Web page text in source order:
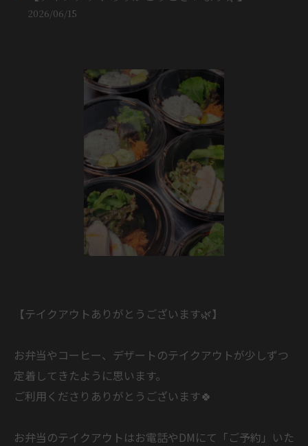
2026/06/15
【テイクアウトありがとうございます🌿】
お弁当やコーヒー、デザートのテイクアウトが少しずつ
定着してきたように思います。
ご利用くださりありがとうございます🍀
お弁当のテイクアウトはお電話やDMにて「ご予約」いた